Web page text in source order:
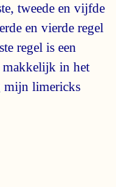
tweede en vijfde
en vierde regel
regel is een
makkelijk in het
mijn limericks